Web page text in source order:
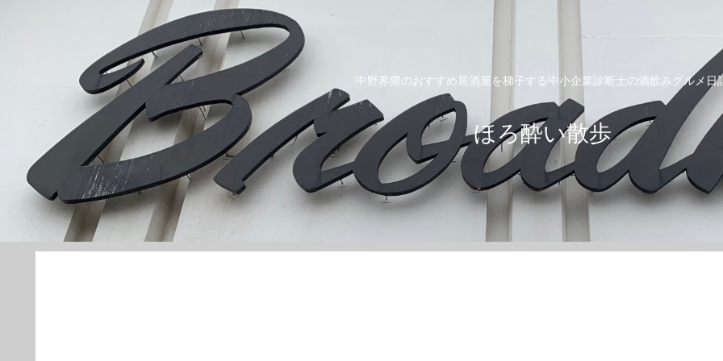
中野界隈のおすすめ居酒屋を梯子する中小企業診断士の酒飲みグルメ日
ほろ酔い散歩